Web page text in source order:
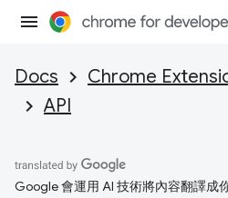
Docs Chrome
API
Google 會運用 AI 技術將內容翻譯成